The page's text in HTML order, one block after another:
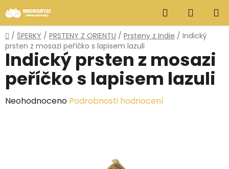
na
obsah
Hledat
KOŠÍK
Domů
/ ŠPERKY / PRSTENY Z ORIENTU / Prsteny z Indie / Indický
prsten z mosazi peříčko s lapisem lazuli
Indický prsten z mosazi
peříčko s lapisem lazuli
Průměrné
Neohodnoceno Podrobnosti hodnocení